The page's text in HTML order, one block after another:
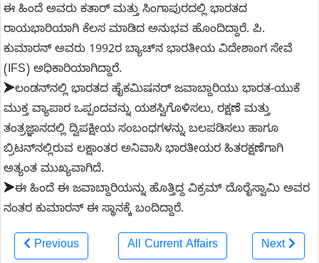
ಈ ಹಿಂದೆ ಅವರು ಕತಾರ್ ಮತ್ತು ಸಿಂಗಾಪುರದಲ್ಲಿ ಭಾರತದ
ರಾಯಭಾರಿಯಾಗಿ ಕೆಲಸ ಮಾಡಿದ ಅನುಭವ ಹೊಂದಿದ್ದಾರೆ. ಪಿ.
ಕುಮಾರನ್ ಅವರು 1992ರ ಬ್ಯಾಚ್‌ನ ಭಾರತೀಯ ವಿದೇಶಾಂಗ ಸೇವೆ
(IFS) ಅಧಿಕಾರಿಯಾಗಿದ್ದಾರೆ.
➤ಲಂಡನ್‌ನಲ್ಲಿ ಭಾರತದ ಹೈಕಮಿಷನರ್ ಜವಾಬ್ದಾರಿಯು ಭಾರತ-ಯುಕೆ
ಮುಕ್ತ ವ್ಯಾಪಾರ ಒಪ್ಪಂದವನ್ನು ಯಶಸ್ವಿಗೊಳಿಸಲು, ರಕ್ಷಣೆ ಮತ್ತು
ತಂತ್ರಜ್ಞಾನದಲ್ಲಿ ದ್ವಿಪಕ್ಷೀಯ ಸಂಬಂಧಗಳನ್ನು ಬಲಪಡಿಸಲು ಹಾಗೂ
ಬ್ರಿಟನ್‌ನಲ್ಲಿರುವ ಲಕ್ಷಾಂತರ ಅನಿವಾಸಿ ಭಾರತೀಯರ ಹಿತರಕ್ಷಣೆಗಾಗಿ
ಅತ್ಯಂತ ಮುಖ್ಯವಾಗಿದೆ.
➤ಈ ಹಿಂದೆ ಈ ಜವಾಬ್ದಾರಿಯನ್ನು ಹೊತ್ತಿದ್ದ ವಿಕ್ರಮ್ ದೊರೈಸ್ವಾಮಿ ಅವರ
ನಂತರ ಕುಮಾರನ್ ಈ ಸ್ಥಾನಕ್ಕೆ ಬಂದಿದ್ದಾರೆ.
Previous All Current Affairs Next